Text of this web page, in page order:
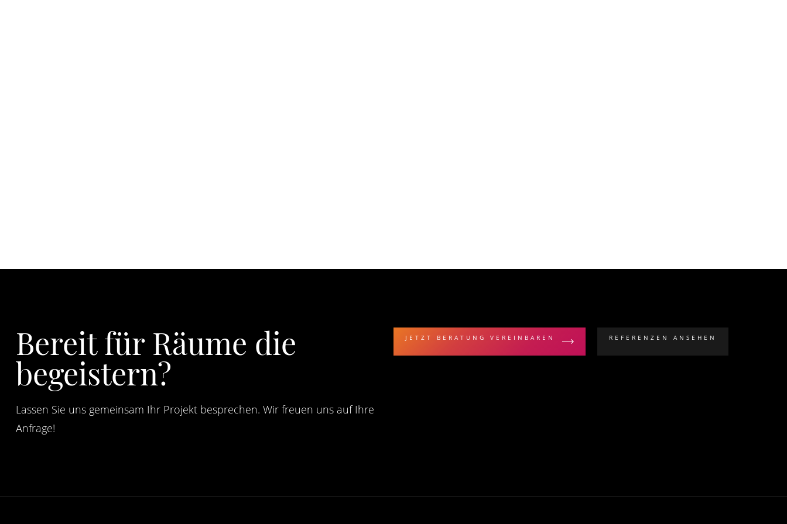
Bereit für Räume die
begeistern?
Lassen Sie uns gemeinsam Ihr Projekt besprechen. Wir freuen uns auf Ihre
Anfrage!
JETZT BERATUNG VEREINBAREN REFERENZEN ANSEHEN